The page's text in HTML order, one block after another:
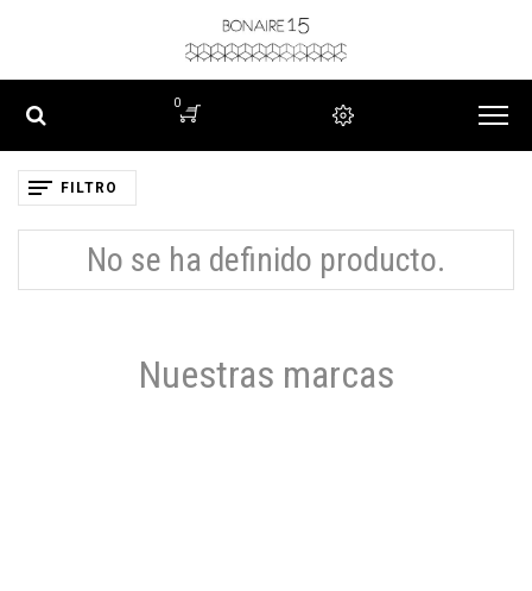
0
FILTRO
No se ha definido producto.
Nuestras marcas